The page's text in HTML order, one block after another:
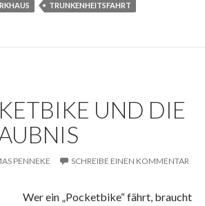
TRUNKENHEITSFAHRT
UND DIE
PENNEKE SCHREIBE EINEN KOMMENTAR
Wer ein „Pocketbike“ fährt, braucht